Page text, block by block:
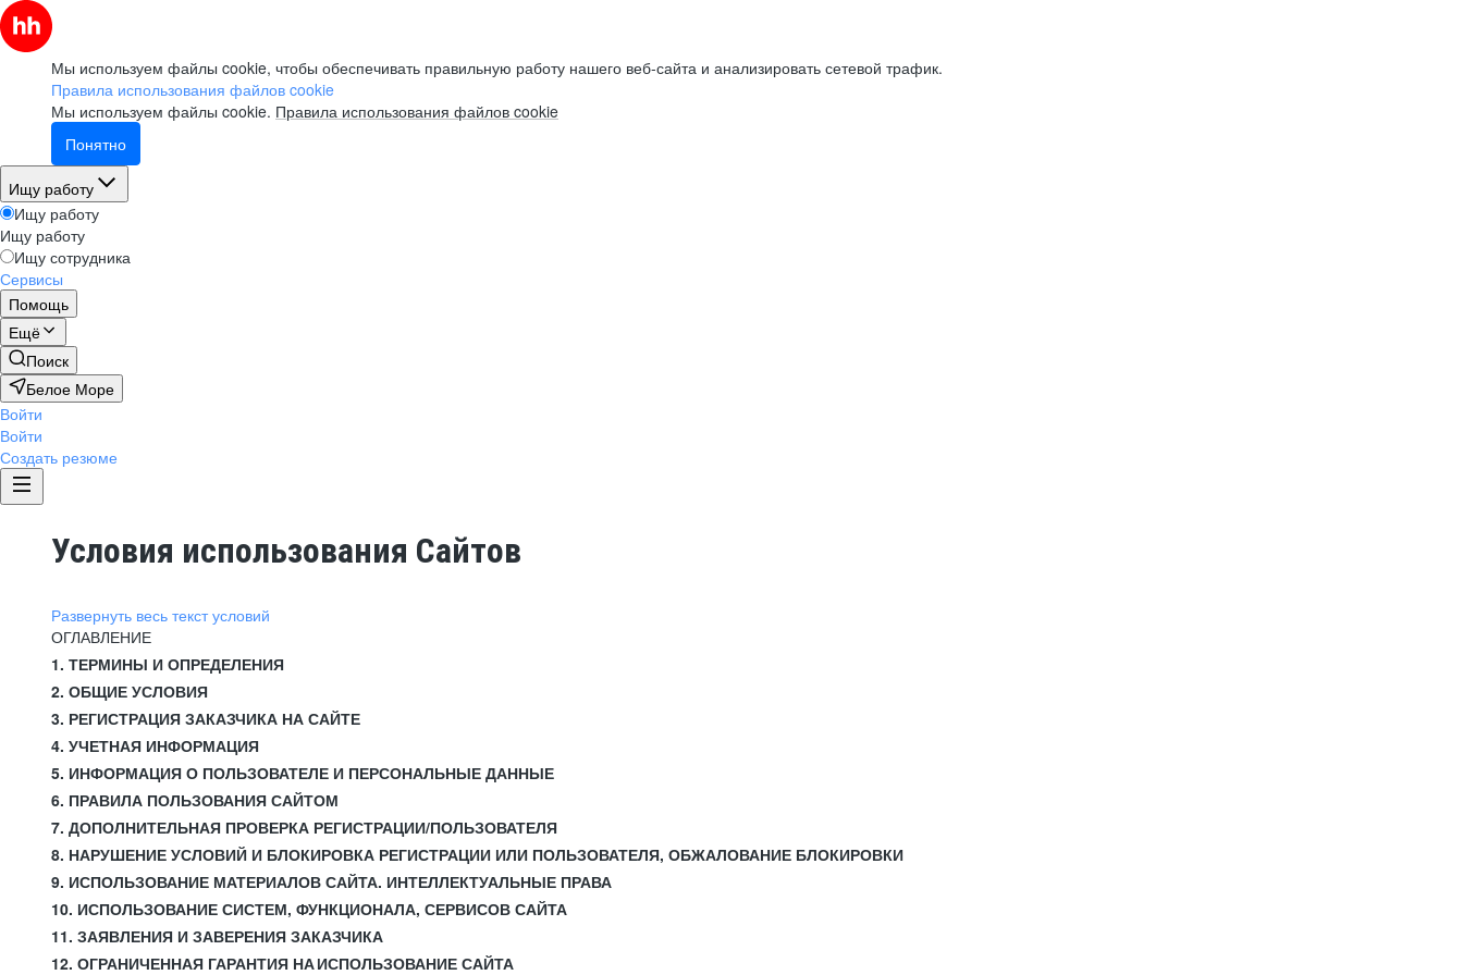
Мы используем файлы cookie, чтобы обеспечивать правильную работу нашего веб-сайта и анализировать сетевой трафик.
Правила использования файлов cookie
Мы используем файлы cookie. Правила использования файлов cookie
Понятно
Ищу работу
Ищу работу
Ищу работу
Ищу сотрудника
Сервисы
Помощь
Ещё
Поиск
Белое Море
Войти
Войти
Создать резюме
Условия использования Сайтов
Развернуть весь текст условий
ОГЛАВЛЕНИЕ
1. ТЕРМИНЫ И ОПРЕДЕЛЕНИЯ
2. ОБЩИЕ УСЛОВИЯ
3. РЕГИСТРАЦИЯ ЗАКАЗЧИКА НА САЙТЕ
4. УЧЕТНАЯ ИНФОРМАЦИЯ
5. ИНФОРМАЦИЯ О ПОЛЬЗОВАТЕЛЕ И ПЕРСОНАЛЬНЫЕ ДАННЫЕ
6. ПРАВИЛА ПОЛЬЗОВАНИЯ САЙТОМ
7. ДОПОЛНИТЕЛЬНАЯ ПРОВЕРКА РЕГИСТРАЦИИ/ПОЛЬЗОВАТЕЛЯ
8. НАРУШЕНИЕ УСЛОВИЙ И БЛОКИРОВКА РЕГИСТРАЦИИ ИЛИ ПОЛЬЗОВАТЕЛЯ, ОБЖАЛОВАНИЕ БЛОКИРОВКИ
9. ИСПОЛЬЗОВАНИЕ МАТЕРИАЛОВ САЙТА. ИНТЕЛЛЕКТУАЛЬНЫЕ ПРАВА
10. ИСПОЛЬЗОВАНИЕ СИСТЕМ, ФУНКЦИОНАЛА, СЕРВИСОВ САЙТА
11. ЗАЯВЛЕНИЯ И ЗАВЕРЕНИЯ ЗАКАЗЧИКА
12. ОГРАНИЧЕННАЯ ГАРАНТИЯ НА ИСПОЛЬЗОВАНИЕ САЙТА